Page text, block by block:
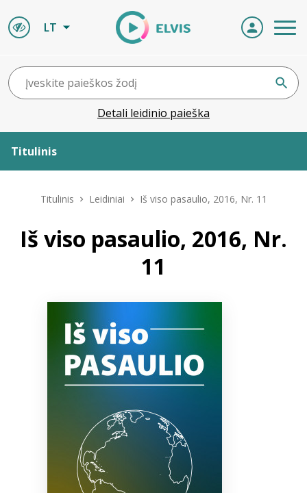
LT
Detali leidinio paieška
Titulinis
Leidiniai
Naujienos
Bibliotekoms
Titulinis Leidiniai Iš viso pasaulio, 2016, Nr. 11
Iš viso pasaulio, 2016, Nr.
11